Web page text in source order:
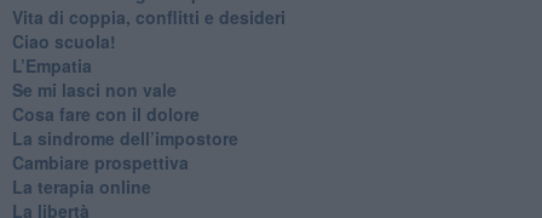
​Vita di coppia, conflitti e desideri
​Ciao scuola!
​L’Empatia
​Se mi lasci non vale
Cosa fare con il dolore
​La sindrome dell’impostore
​Cambiare prospettiva
La terapia online
La libertà